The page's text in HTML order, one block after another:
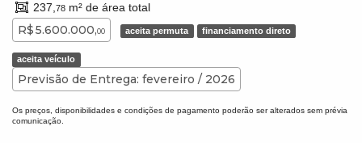
237, 78 m² de área total
R$ 5.600.000,00 aceita permuta financiamento direto
aceita veículo
Previsão de Entrega: fevereiro / 2026
Os preços, disponibilidades e condições de pagamento poderão ser alterados sem prévia
comunicação.